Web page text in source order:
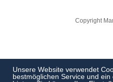
Unsere Website verwendet
bestmöglichen Service und
Copyright